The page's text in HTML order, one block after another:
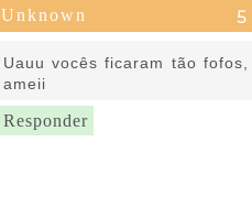
Unknown
Uauu vocês ficaram tão fofos,
ameii
Responder